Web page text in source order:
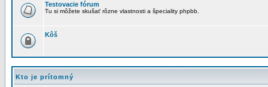
Testovacie fórum
Tu si môžete skušať rôzne vlastnosti a špeciality phpbb.
Kôš
Kto je prítomný